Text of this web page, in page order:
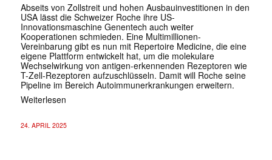
Abseits von Zollstreit und hohen Ausbauinvestitionen in den
USA lässt die Schweizer Roche ihre US-
Innovationsmaschine Genentech auch weiter
Kooperationen schmieden. Eine Multimillionen-
Vereinbarung gibt es nun mit Repertoire Medicine, die eine
eigene Plattform entwickelt hat, um die molekulare
Wechselwirkung von antigen-erkennenden Rezeptoren wie
T-Zell-Rezeptoren aufzuschlüsseln. Damit will Roche seine
Pipeline im Bereich Autoimmunerkrankungen erweitern.
Weiterlesen
24. APRIL 2025